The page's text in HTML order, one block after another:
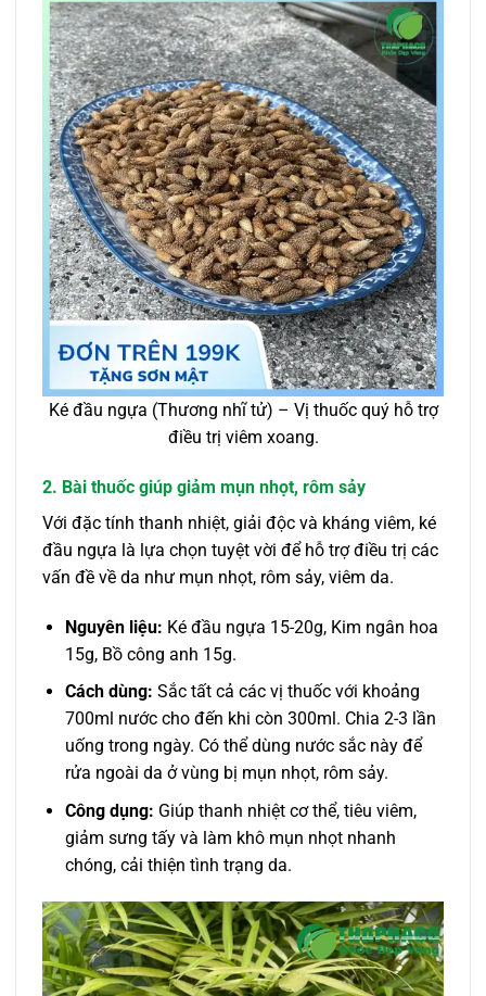
Ké đầu ngựa (Thương nhĩ tử) – Vị thuốc quý hỗ trợ
điều trị viêm xoang.
2. Bài thuốc giúp giảm mụn nhọt, rôm sảy
Với đặc tính thanh nhiệt, giải độc và kháng viêm, ké
đầu ngựa là lựa chọn tuyệt vời để hỗ trợ điều trị các
vấn đề về da như mụn nhọt, rôm sảy, viêm da.
Nguyên liệu: Ké đầu ngựa 15-20g, Kim ngân hoa
15g, Bồ công anh 15g.
Cách dùng: Sắc tất cả các vị thuốc với khoảng
700ml nước cho đến khi còn 300ml. Chia 2-3 lần
uống trong ngày. Có thể dùng nước sắc này để
rửa ngoài da ở vùng bị mụn nhọt, rôm sảy.
Công dụng: Giúp thanh nhiệt cơ thể, tiêu viêm,
giảm sưng tấy và làm khô mụn nhọt nhanh
chóng, cải thiện tình trạng da.